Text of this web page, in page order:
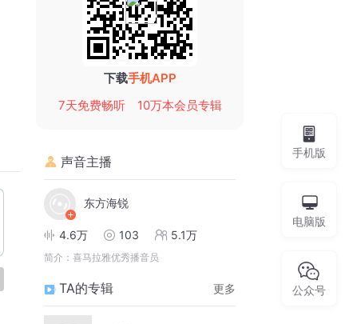
下载手机APP
7天免费畅听
10万本会员专辑
声音主播
东方海锐
4.6万 103 5.1万
简介： 喜马拉雅优秀播音员
TA的专辑 更多
手机版
电脑版
公众号